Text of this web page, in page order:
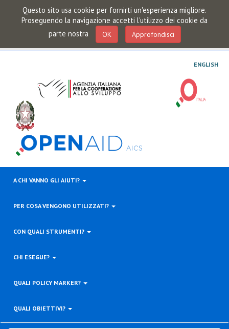
Questo sito usa cookie per fornirti un'esperienza migliore.
Proseguendo la navigazione accetti l'utilizzo dei cookie da
parte nostra
OK Approfondisci
ENGLISH
A CHI VANNO GLI AIUTI?
PER COSA VENGONO UTILIZZATI?
CON QUALI STRUMENTI?
CHI ESEGUE?
QUALI POLICY MARKER?
QUALI OBIETTIVI?